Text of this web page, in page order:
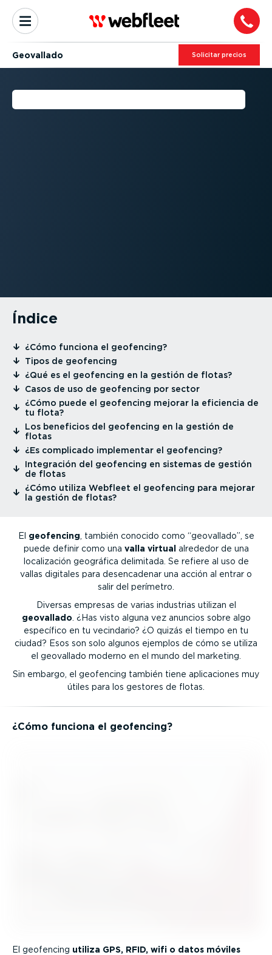
Geovallado Solicitar precios
¿QUÉ ES EL GEOFENCING?
Índice
⁠¿Cómo funciona el geofencing?
⁠Tipos de geofencing
⁠¿Qué es el geofencing en la gestión de flotas?
⁠Casos de uso de geofencing por sector
⁠¿Cómo puede el geofencing mejorar la eficiencia de
tu flota?
⁠Los beneficios del geofencing en la gestión de
flotas
⁠¿Es complicado implementar el geofencing?
⁠Integración del geofencing en sistemas de gestión
de flotas
⁠¿Cómo utiliza Webfleet el geofencing para mejorar
la gestión de flotas?
El geofencing , también conocido como “geovallado”, se
puede definir como una valla virtual alrededor de una
locali­zación geográfica delimitada. Se refiere al uso de
vallas digitales para desen­ca­denar una acción al entrar o
salir del perímetro.
Diversas empresas de varias industrias utilizan el
geovallado . ¿Has visto alguna vez anuncios sobre algo
específico en tu vecindario? ¿O quizás el tiempo en tu
ciudad? Esos son solo algunos ejemplos de cómo se utiliza
el geovallado moderno en el mundo del marketing.
Sin embargo, el geofencing también tiene aplica­ciones muy
útiles para los gestores de flotas.
¿Cómo funciona el geofencing?
El geofencing utiliza GPS, RFID, wifi o datos móviles